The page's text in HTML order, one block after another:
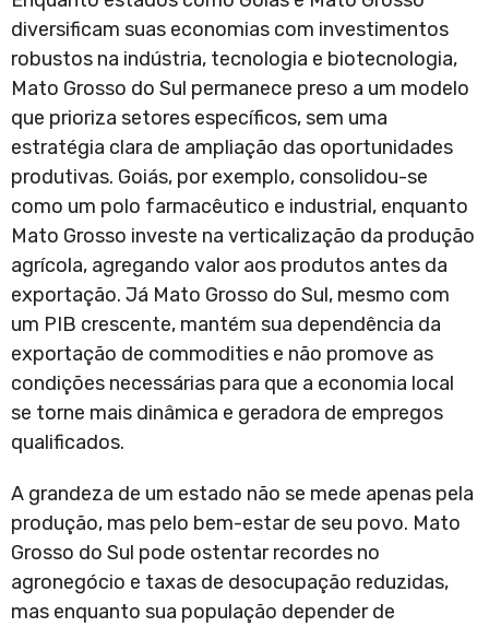
diversificam suas economias com investimentos
robustos na indústria, tecnologia e biotecnologia,
Mato Grosso do Sul permanece preso a um modelo
que prioriza setores específicos, sem uma
estratégia clara de ampliação das oportunidades
produtivas. Goiás, por exemplo, consolidou-se
como um polo farmacêutico e industrial, enquanto
Mato Grosso investe na verticalização da produção
agrícola, agregando valor aos produtos antes da
exportação. Já Mato Grosso do Sul, mesmo com
um PIB crescente, mantém sua dependência da
exportação de commodities e não promove as
condições necessárias para que a economia local
se torne mais dinâmica e geradora de empregos
qualificados.
A grandeza de um estado não se mede apenas pela
produção, mas pelo bem-estar de seu povo. Mato
Grosso do Sul pode ostentar recordes no
agronegócio e taxas de desocupação reduzidas,
mas enquanto sua população depender de